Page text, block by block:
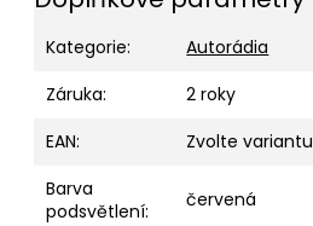
Kategorie:
Autorádia
Záruka:
2 roky
EAN:
Zvolte variantu
Barva
podsvětlení: červená